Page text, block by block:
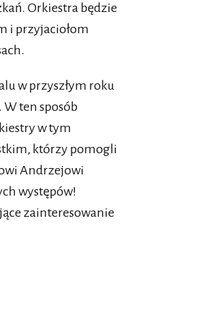
Orkiestra będzie
i przyjaciołom
w przyszłym roku
ten sposób
w tym
którzy pomogli
Andrzejowi
występów!
zainteresowanie